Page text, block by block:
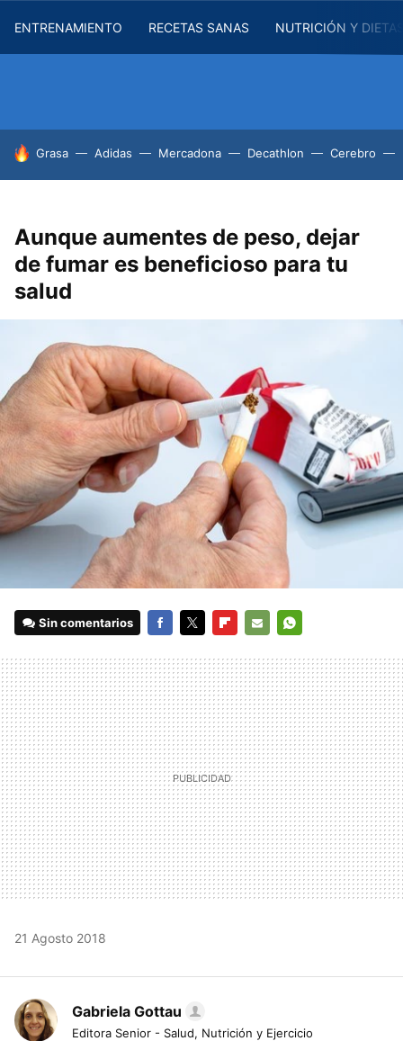
ENTRENAMIENTO RECETAS SANAS NUTRICIÓN Y
HOY SE HABLA DE
Grasa Adidas Mercadona Decathlon Cerebro
Aunque aumentes de peso, dejar
de fumar es beneficioso para tu
salud
Sin comentarios
MAIL
21 Agosto 2018
Gabriela Gottau
Editora Senior - Salud, Nutrición y Ejercicio